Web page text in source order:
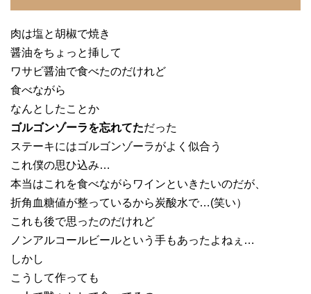
肉は塩と胡椒で焼き
醤油をちょっと挿して
ワサビ醤油で食べたのだけれど
食べながら
なんとしたことか
ゴルゴンゾーラを忘れてただった
ステーキにはゴルゴンゾーラがよく似合う
これ僕の思ひ込み…
本当はこれを食べながらワインといきたいのだが、
折角血糖値が整っているから炭酸水で…(笑い）
これも後で思ったのだけれど
ノンアルコールビールという手もあったよねぇ…
しかし
こうして作っても